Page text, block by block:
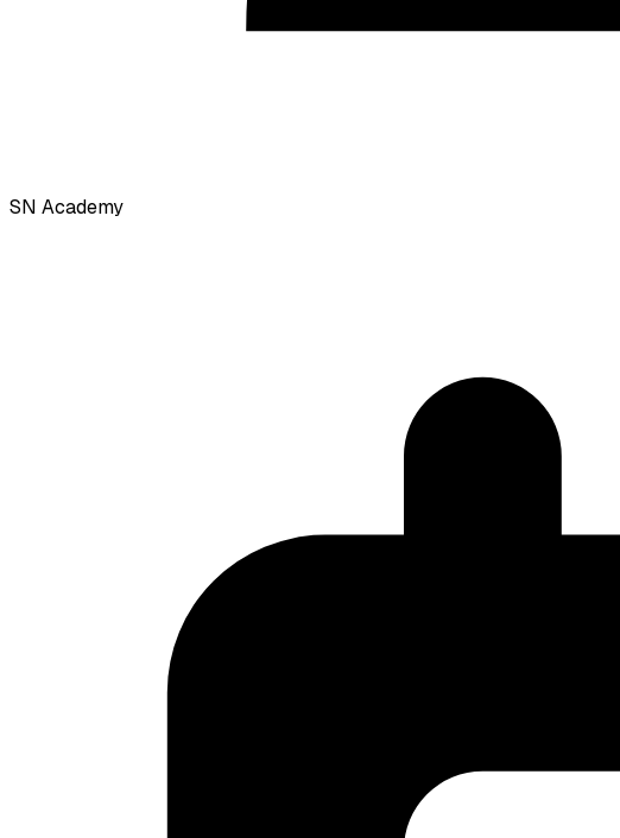
SN Academy